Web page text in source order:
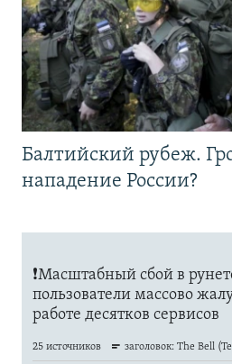
Балтийский рубеж.
нападение России?